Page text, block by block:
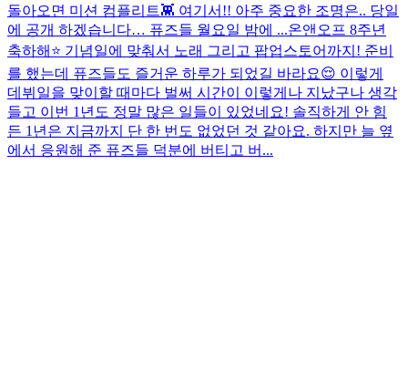
돌아오면 미션 컴플리트👾 여기서!! 아주 중요한 조명은.. 당일
에 공개 하겠습니다… 퓨즈들 월요일 밤에 ...온앤오프 8주년
축하해⭐️ 기념일에 맞춰서 노래 그리고 팝업스토어까지! 준비
를 했는데 퓨즈들도 즐거운 하루가 되었길 바라요😌 이렇게
데뷔일을 맞이할 때마다 벌써 시간이 이렇게나 지났구나 생각
들고 이번 1년도 정말 많은 일들이 있었네요! 솔직하게 안 힘
든 1년은 지금까지 단 한 번도 없었던 것 같아요. 하지만 늘 옆
에서 응원해 준 퓨즈들 덕분에 버티고 버...